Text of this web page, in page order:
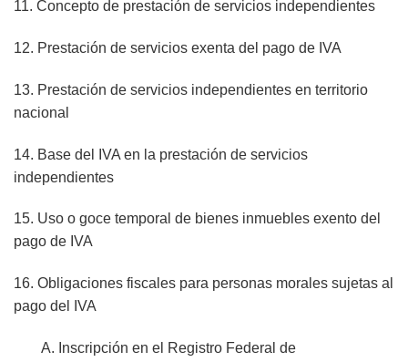
11. Concepto de prestación de servicios independientes
12. Prestación de servicios exenta del pago de IVA
13. Prestación de servicios independientes en territorio
nacional
14. Base del IVA en la prestación de servicios
independientes
15. Uso o goce temporal de bienes inmuebles exento del
pago de IVA
16. Obligaciones fiscales para personas morales sujetas al
pago del IVA
A. Inscripción en el Registro Federal de